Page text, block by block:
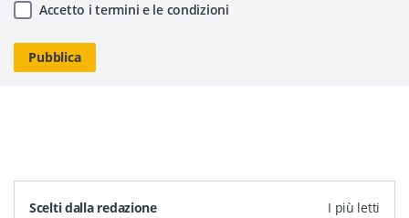
Accetto i termini e le condizioni
Scelti dalla redazione I più letti